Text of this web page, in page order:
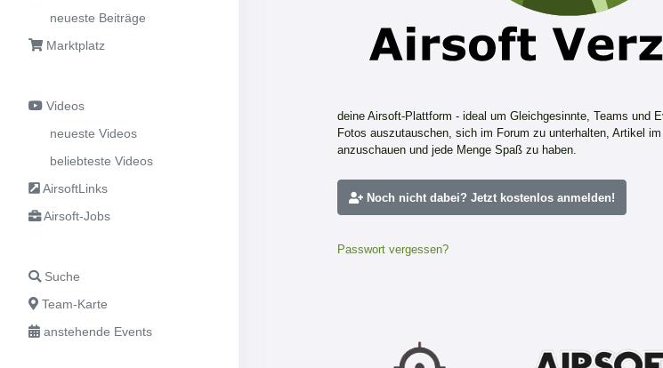
neueste Beiträge
Marktplatz
Videos
neueste Videos
beliebteste Videos
AirsoftLinks
Airsoft-Jobs
Suche
Team-Karte
anstehende Events
deine Airsoft-Plattform - ideal um Gleichgesinnte, Teams und
Fotos auszutauschen, sich im Forum zu unterhalten, Artikel
anzuschauen und jede Menge Spaß zu haben.
Noch nicht dabei? Jetzt kostenlos anmelden!
Passwort vergessen?